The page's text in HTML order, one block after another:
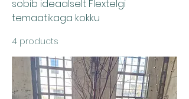
sobib ideaalselt Flextelgi
temaatikaga kokku
4 products